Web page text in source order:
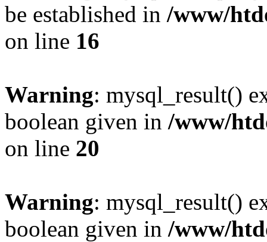
be established in /www/
on line 16
Warning: mysql_result()
boolean given in /www/
on line 20
Warning: mysql_result()
boolean given in /www/